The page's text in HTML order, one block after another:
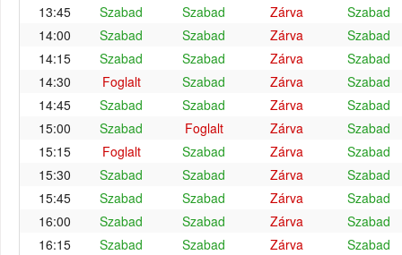
13:45
Szabad Szabad Zárva
Szabad
14:00
Szabad Szabad Zárva
Szabad
14:15
Szabad Szabad Zárva
Szabad
14:30
Foglalt Szabad Zárva
Szabad
14:45
Szabad Szabad Zárva
Szabad
15:00
Szabad Foglalt Zárva
Szabad
15:15
Foglalt Szabad Zárva
Szabad
15:30
Szabad Szabad Zárva
Szabad
15:45
Szabad Szabad Zárva
Szabad
16:00
Szabad Szabad Zárva
Szabad
16:15
Szabad Szabad Zárva
Szabad